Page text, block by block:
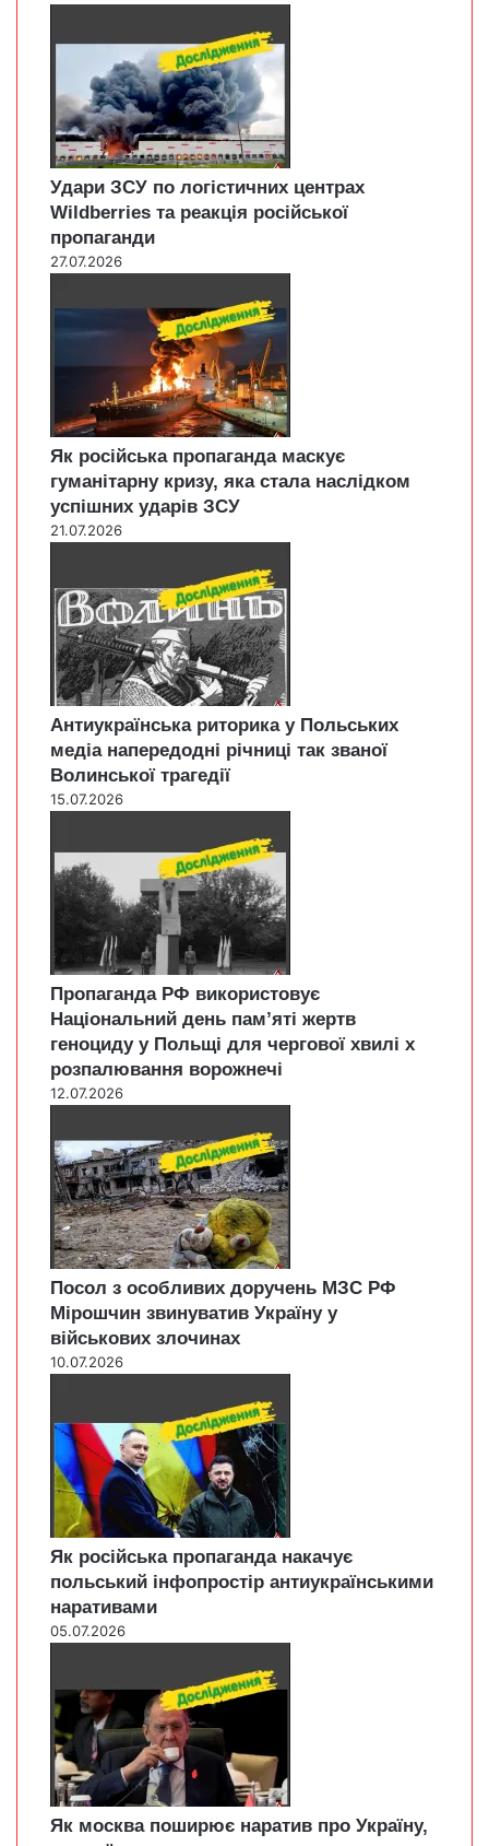
Удари ЗСУ по логістичних центрах
Wildberries та реакція російської
пропаганди
27.07.2026
Як російська пропаганда маскує
гуманітарну кризу, яка стала наслідком
успішних ударів ЗСУ
21.07.2026
Антиукраїнська риторика у Польських
медіа напередодні річниці так званої
Волинської трагедії
15.07.2026
Пропаганда РФ використовує
Національний день пам’яті жертв
геноциду у Польщі для чергової хвилі х
розпалювання ворожнечі
12.07.2026
Посол з особливих доручень МЗС РФ
Мірошчин звинуватив Україну у
військових злочинах
10.07.2026
Як російська пропаганда накачує
польський інфопростір антиукраїнськими
наративами
05.07.2026
Як москва поширює наратив про Україну,